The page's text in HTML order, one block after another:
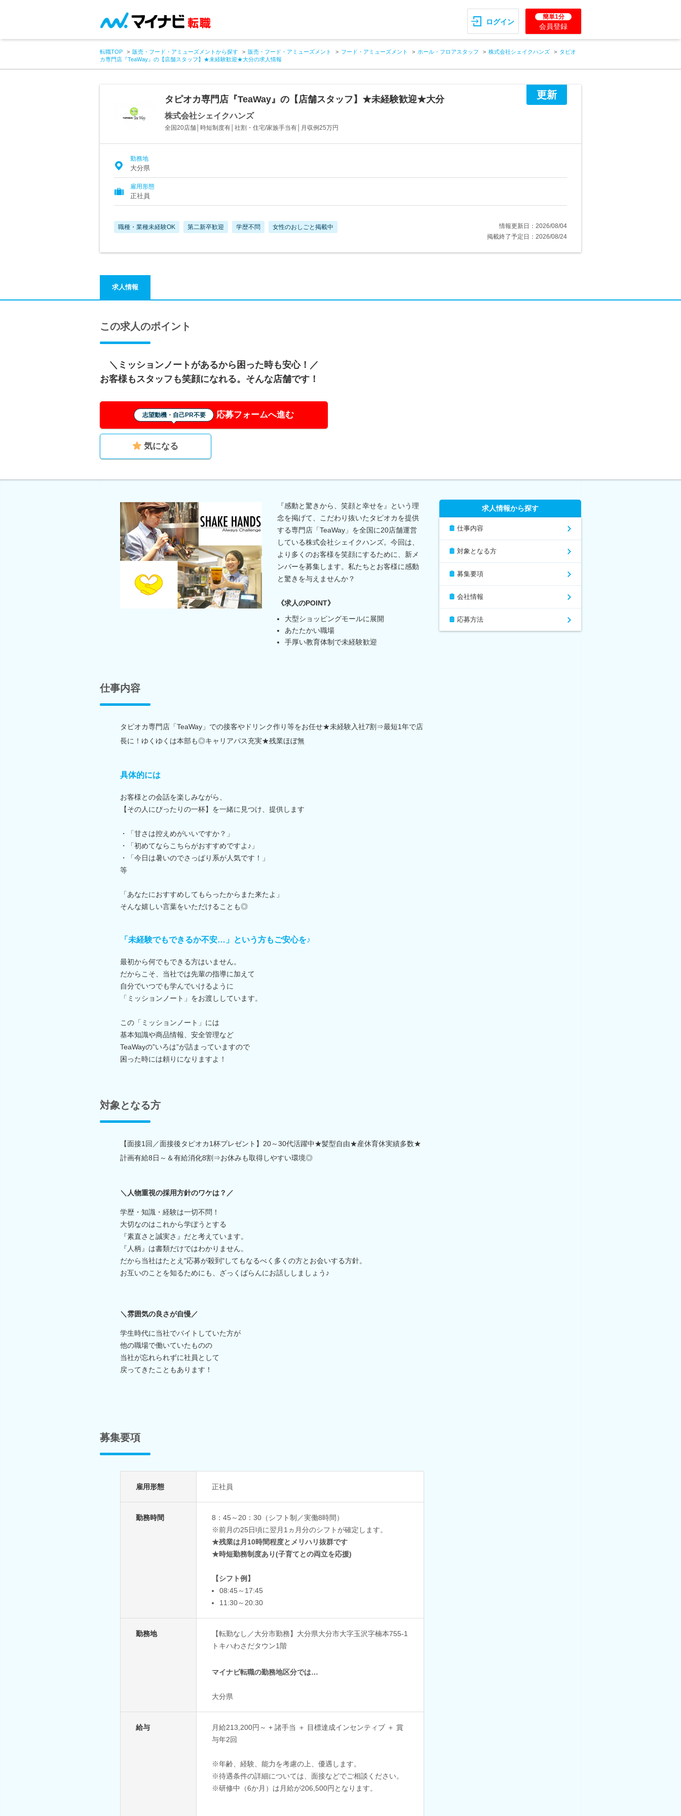
ログイン
簡単1分
会員登録
転職TOP 販売・フード・アミューズメントから探す 販売・フード・アミューズメント フード・アミューズメント ホール・フロアスタッフ 株式会社シェイクハンズ
タピオ
カ専門店『TeaWay』の【店舗スタッフ】★未経験歓迎★大分の求人情報
更新
タピオカ専門店『TeaWay』の【店舗スタッフ】★未経験歓迎★大分
株式会社シェイクハンズ
全国20店舗│時短制度有│社割・住宅/家族手当有│月収例25万円
勤務地
大分県
雇用形態
正社員
職種・業種未経験OK 第二新卒歓迎 学歴不問 女性のおしごと掲載中
情報更新日：2026/08/04
掲載終了予定日：2026/08/24
求人情報
この求人のポイント
＼ミッションノートがあるから困った時も安心！／
お客様もスタッフも笑顔になれる。そんな店舗です！
志望動機・自己PR不要 応募フォームへ進む
気になる
『感動と驚きから、笑顔と幸せを』という理
念を掲げて、こだわり抜いたタピオカを提供
する専門店「TeaWay」を全国に20店舗運営
している株式会社シェイクハンズ。今回は、
より多くのお客様を笑顔にするために、新メ
ンバーを募集します。私たちとお客様に感動
と驚きを与えませんか？
《求人のPOINT》
大型ショッピングモールに展開
あたたかい職場
手厚い教育体制で未経験歓迎
仕事内容
タピオカ専門店「TeaWay」での接客やドリンク作り等をお任せ★未経験入社7割⇒最短1年で店
長に！ゆくゆくは本部も◎キャリアパス充実★残業ほぼ無
具体的には
お客様との会話を楽しみながら、
【その人にぴったりの一杯】を一緒に見つけ、提供します
・「甘さは控えめがいいですか？」
・「初めてならこちらがおすすめですよ♪」
・「今日は暑いのでさっぱり系が人気です！」
等
「あなたにおすすめしてもらったからまた来たよ」
そんな嬉しい言葉をいただけることも◎
「未経験でもできるか不安…」という方もご安心を♪
最初から何でもできる方はいません。
だからこそ、当社では先輩の指導に加えて
自分でいつでも学んでいけるように
「ミッションノート」をお渡ししています。
この「ミッションノート」には
基本知識や商品情報、安全管理など
TeaWayの”いろは”が詰まっていますので
困った時には頼りになりますよ！
対象となる方
【面接1回／面接後タピオカ1杯プレゼント】20～30代活躍中★髪型自由★産休育休実績多数★
計画有給8日～＆有給消化8割⇒お休みも取得しやすい環境◎
＼人物重視の採用方針のワケは？／
学歴・知識・経験は一切不問！
大切なのはこれから学ぼうとする
『素直さと誠実さ』だと考えています。
『人柄』は書類だけではわかりません。
だから当社はたとえ"応募が殺到"してもなるべく多くの方とお会いする方針。
お互いのことを知るためにも、ざっくばらんにお話ししましょう♪
＼雰囲気の良さが自慢／
学生時代に当社でバイトしていた方が
他の職場で働いていたものの
当社が忘れられずに社員として
戻ってきたこともあります！
募集要項
雇用形態 正社員
勤務時間
8：45～20：30（シフト制／実働8時間）
※前月の25日頃に翌月1ヵ月分のシフトが確定します。
★残業は月10時間程度とメリハリ抜群です
★時短勤務制度あり(子育てとの両立を応援)
【シフト例】
08:45～17:45
11:30～20:30
勤務地
【転勤なし／大分市勤務】大分県大分市大字玉沢字楠本755-1
トキハわさだタウン1階
マイナビ転職の勤務地区分では…
大分県
給与
月給213,200円～ + 諸手当 ＋ 目標達成インセンティブ ＋ 賞
与年2回
※年齢、経験、能力を考慮の上、優遇します。
※待遇条件の詳細については、面接などでご相談ください。
※研修中（6か月）は月給が206,500円となります。
求人情報から探す
仕事内容
対象となる方
募集要項
会社情報
応募方法